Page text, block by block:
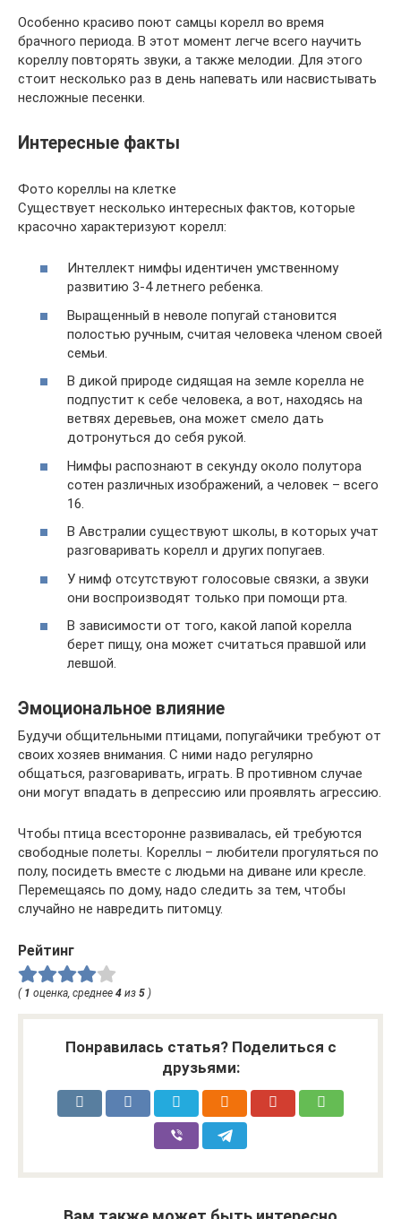
Особенно красиво поют самцы корелл во время
брачного периода. В этот момент легче всего научить
кореллу повторять звуки, а также мелодии. Для этого
стоит несколько раз в день напевать или насвистывать
несложные песенки.
Интересные факты
Фото кореллы на клетке
Существует несколько интересных фактов, которые
красочно характеризуют корелл:
Интеллект нимфы идентичен умственному
развитию 3-4 летнего ребенка.
Выращенный в неволе попугай становится
полостью ручным, считая человека членом своей
семьи.
В дикой природе сидящая на земле корелла не
подпустит к себе человека, а вот, находясь на
ветвях деревьев, она может смело дать
дотронуться до себя рукой.
Нимфы распознают в секунду около полутора
сотен различных изображений, а человек – всего
16.
В Австралии существуют школы, в которых учат
разговаривать корелл и других попугаев.
У нимф отсутствуют голосовые связки, а звуки
они воспроизводят только при помощи рта.
В зависимости от того, какой лапой корелла
берет пищу, она может считаться правшой или
левшой.
Эмоциональное влияние
Будучи общительными птицами, попугайчики требуют от
своих хозяев внимания. С ними надо регулярно
общаться, разговаривать, играть. В противном случае
они могут впадать в депрессию или проявлять агрессию.
Чтобы птица всесторонне развивалась, ей требуются
свободные полеты. Кореллы – любители прогуляться по
полу, посидеть вместе с людьми на диване или кресле.
Перемещаясь по дому, надо следить за тем, чтобы
случайно не навредить питомцу.
Рейтинг
( 1 оценка, среднее 4 из 5 )
Понравилась статья? Поделиться с
друзьями: